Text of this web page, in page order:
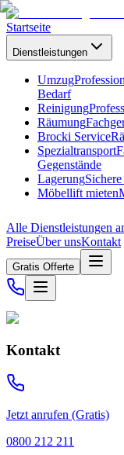
Startseite
Dienstleistungen
Umzug
Bedarf
Reinigung
Räumung
Brocki Service
Spezialtransport
Gegenstände
Lagerung
Möbellift mieten
Alle Dienstleistungen
PreiseÜber unsKontakt
Gratis Offerte
Kontakt
Jetzt anrufen (Gratis)
0800 212 211